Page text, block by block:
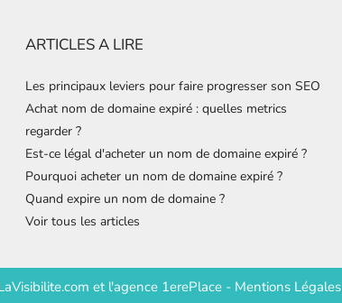
ARTICLES A LIRE
Les principaux leviers pour faire progresser son SEO
Achat nom de domaine expiré : quelles metrics
regarder ?
Est-ce légal d'acheter un nom de domaine expiré ?
Pourquoi acheter un nom de domaine expiré ?
Quand expire un nom de domaine ?
Voir tous les articles
etl'agence 1erePlace - Mentions Légales